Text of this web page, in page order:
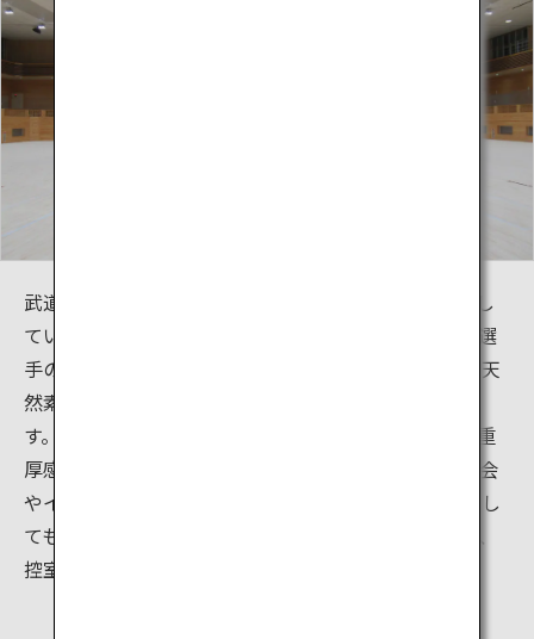
武道場は広い空間に12ｍ四方の競技コートを4面配置し
ています。床面は、武道に特化した施設であること、選
手の足にも優しいことを考慮し、塗装がされていない天
然素材の赤松（宮崎県産集成材無垢）を使用していま
す。また、壁板や観客席には檜が使われており、木の重
厚感と香りが感じられる施設です。武道場は空手の大会
やイベントはもちろん、空手以外の行事や展示施設とし
ても活用できます。その他、鍛錬室、研修室、会議室、
控室などもあります。